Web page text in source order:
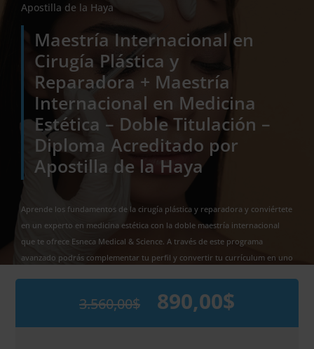
Apostilla de la Haya
Maestría Internacional en
Cirugía Plástica y
Reparadora + Maestría
Internacional en Medicina
Estética – Doble Titulación –
Diploma Acreditado por
Apostilla de la Haya
Aprende los fundamentos de la cirugía plástica y reparadora y conviértete
en un experto en medicina estética con la doble maestría internacional
que te ofrece Esneca Medical & Science. A través de este programa
avanzado podrás complementar tu perfil y convertir tu currículum en uno
3.560,00$ 890,00$